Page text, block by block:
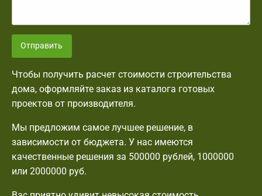
Отправить
Чтобы получить расчет стоимости строительства
дома, оформляйте заказ из каталога готовых
проектов от производителя.
Мы предложим самое лучшее решение, в
зависимости от бюджета. У нас имеются
качественные решения за 500000 рублей, 1000000
или 2000000 руб.